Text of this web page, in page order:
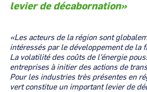
levier de décabornation»
«Les acteurs de la région sont
intéressés par le développement de la
La volatilité des coûts de l’énergie
entreprises à initier des actions de
Pour les industries très présentes en
vert constitue un important levier de